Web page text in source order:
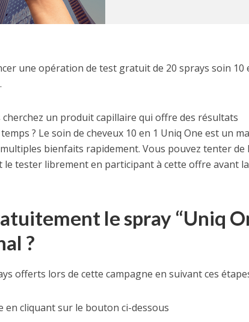
une opération de test gratuit de 20 sprays soin 10
un produit capillaire qui offre des résultats
? Le soin de cheveux 10 en 1 Uniq One est un
bienfaits rapidement. Vous pouvez tenter de
tester librement en participant à cette offre avant
le spray “Uniq
?
offerts lors de cette campagne en suivant ces
en cliquant sur le bouton ci-dessous